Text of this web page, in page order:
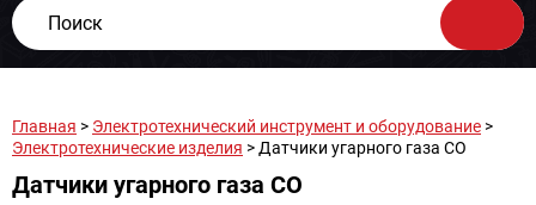
Главная > Электротехнический инструмент и оборудование >
Электротехнические изделия > Датчики угарного газа CO
Датчики угарного газа CO